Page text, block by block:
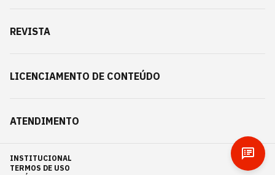
REVISTA
LICENCIAMENTO DE CONTEÚDO
ATENDIMENTO
INSTITUCIONAL
TERMOS DE USO